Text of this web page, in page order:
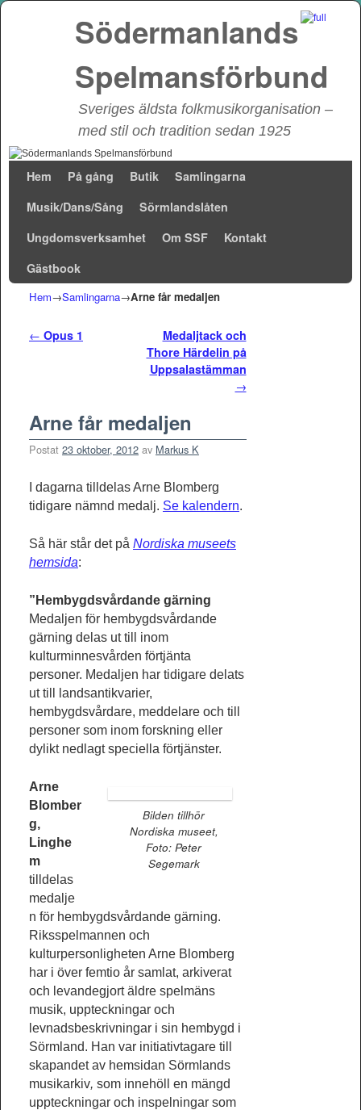
Södermanlands
Spelmansförbund
Sveriges äldsta folkmusikorganisation –
med stil och tradition sedan 1925
Hem På gång Butik
Samlingarna
Musik/Dans/Sång
Sörmlandslåten
Ungdomsverksamhet
Om SSF
Kontakt
Gästbook
Hem→Samlingarna→Arne får medaljen
Inläggsnavigering
← Opus 1
Medaljtack och
Thore Härdelin på
Uppsalastämman
→
Arne får medaljen
Postat 23 oktober, 2012 av Markus K
I dagarna tilldelas Arne Blomberg
tidigare nämnd medalj. Se kalendern.
Så här står det på Nordiska museets
hemsida:
”Hembygdsvårdande gärning
Medaljen för hembygdsvårdande
gärning delas ut till inom
kulturminnesvården förtjänta
personer. Medaljen har tidigare delats
ut till landsantikvarier,
hembygdsvårdare, meddelare och till
personer som inom forskning eller
dylikt nedlagt speciella förtjänster.
Bilden tillhör
Nordiska museet,
Foto: Peter
Segemark
Arne
Blomber
g,
Linghe
m
tilldelas
medalje
n för hembygdsvårdande gärning.
Riksspelmannen och
kulturpersonligheten Arne Blomberg
har i över femtio år samlat, arkiverat
och levandegjort äldre spelmäns
musik, uppteckningar och
levnadsbeskrivningar i sin hembygd i
Sörmland. Han var initiativtagare till
skapandet av hemsidan Sörmlands
musikarkiv, som innehöll en mängd
uppteckningar och inspelningar som